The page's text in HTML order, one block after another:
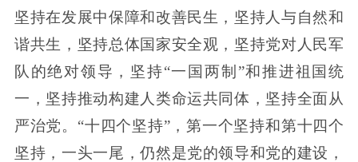
坚持在发展中保障和改善民生，坚持人与自然和
谐共生，坚持总体国家安全观，坚持党对人民军
队的绝对领导，坚持“一国两制”和推进祖国统
一，坚持推动构建人类命运共同体，坚持全面从
严治党。“十四个坚持”，第一个坚持和第十四个
坚持，一头一尾，仍然是党的领导和党的建设，